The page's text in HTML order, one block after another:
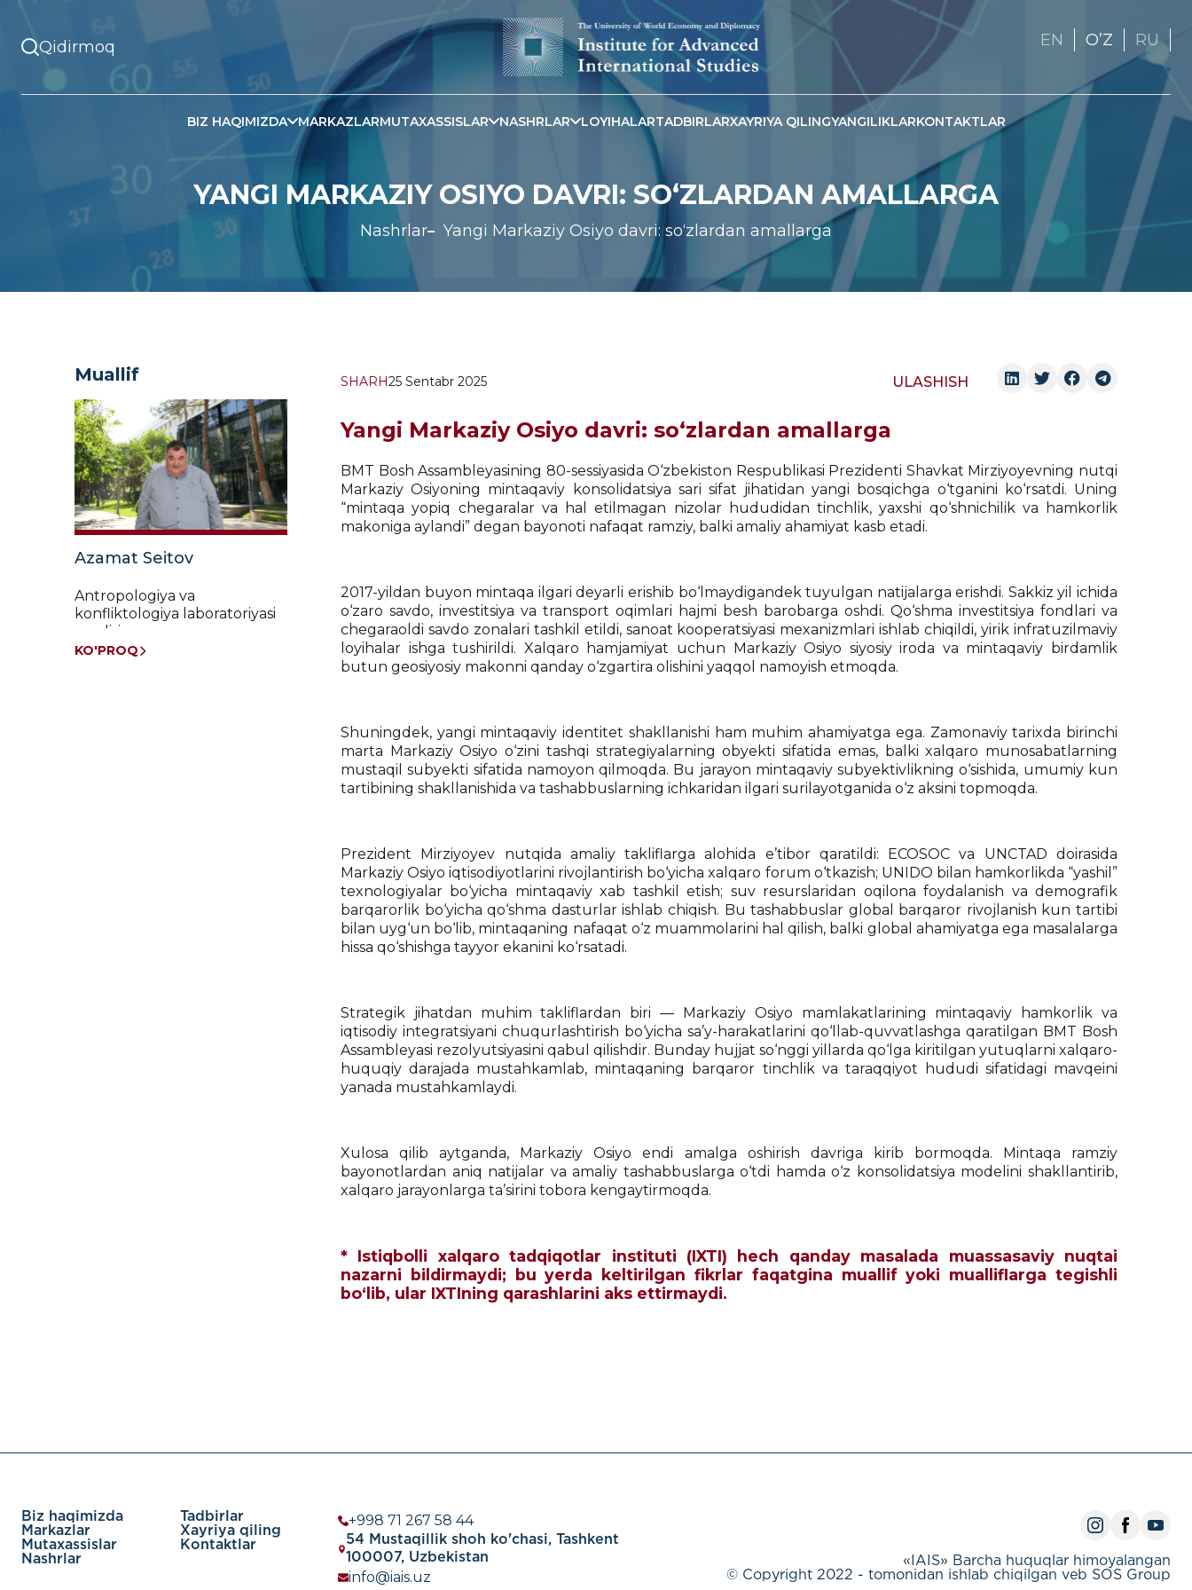
EN OʼZ RU
BIZ HAQIMIZDA MARKAZLARMUTAXASSISLAR NASHRLAR LOYIHALARTADBIRLARXAYRIYA QILINGYANGILIKLARKONTAKTLAR
YANGI MARKAZIY OSIYO DAVRI: SO‘ZLARDAN AMALLARGA
Nashrlar Yangi Markaziy Osiyo davri: so‘zlardan amallarga
Muallif
Azamat Seitov
Antropologiya va
konfliktologiya laboratoriyasi
mudiri
KO'PROQ
SHARH25 Sentabr 2025 ULASHISH
Yangi Markaziy Osiyo davri: so‘zlardan amallarga
BMT Bosh Assambleyasining 80-sessiyasida O‘zbekiston Respublikasi Prezidenti Shavkat Mirziyoyevning nutqi
Markaziy Osiyoning mintaqaviy konsolidatsiya sari sifat jihatidan yangi bosqichga o‘tganini ko‘rsatdi. Uning
“mintaqa yopiq chegaralar va hal etilmagan nizolar hududidan tinchlik, yaxshi qo‘shnichilik va hamkorlik
makoniga aylandi” degan bayonoti nafaqat ramziy, balki amaliy ahamiyat kasb etadi.
2017-yildan buyon mintaqa ilgari deyarli erishib bo‘lmaydigandek tuyulgan natijalarga erishdi. Sakkiz yil ichida
o‘zaro savdo, investitsiya va transport oqimlari hajmi besh barobarga oshdi. Qo‘shma investitsiya fondlari va
chegaraoldi savdo zonalari tashkil etildi, sanoat kooperatsiyasi mexanizmlari ishlab chiqildi, yirik infratuzilmaviy
loyihalar ishga tushirildi. Xalqaro hamjamiyat uchun Markaziy Osiyo siyosiy iroda va mintaqaviy birdamlik
butun geosiyosiy makonni qanday o‘zgartira olishini yaqqol namoyish etmoqda.
Shuningdek, yangi mintaqaviy identitet shakllanishi ham muhim ahamiyatga ega. Zamonaviy tarixda birinchi
marta Markaziy Osiyo o‘zini tashqi strategiyalarning obyekti sifatida emas, balki xalqaro munosabatlarning
mustaqil subyekti sifatida namoyon qilmoqda. Bu jarayon mintaqaviy subyektivlikning o‘sishida, umumiy kun
tartibining shakllanishida va tashabbuslarning ichkaridan ilgari surilayotganida o‘z aksini topmoqda.
Prezident Mirziyoyev nutqida amaliy takliflarga alohida e’tibor qaratildi: ECOSOC va UNCTAD doirasida
Markaziy Osiyo iqtisodiyotlarini rivojlantirish bo‘yicha xalqaro forum o‘tkazish; UNIDO bilan hamkorlikda “yashil”
texnologiyalar bo‘yicha mintaqaviy xab tashkil etish; suv resurslaridan oqilona foydalanish va demografik
barqarorlik bo‘yicha qo‘shma dasturlar ishlab chiqish. Bu tashabbuslar global barqaror rivojlanish kun tartibi
bilan uyg‘un bo‘lib, mintaqaning nafaqat o‘z muammolarini hal qilish, balki global ahamiyatga ega masalalarga
hissa qo‘shishga tayyor ekanini ko‘rsatadi.
Strategik jihatdan muhim takliflardan biri — Markaziy Osiyo mamlakatlarining mintaqaviy hamkorlik va
iqtisodiy integratsiyani chuqurlashtirish bo‘yicha sa’y-harakatlarini qo‘llab-quvvatlashga qaratilgan BMT Bosh
Assambleyasi rezolyutsiyasini qabul qilishdir. Bunday hujjat so‘nggi yillarda qo‘lga kiritilgan yutuqlarni xalqaro-
huquqiy darajada mustahkamlab, mintaqaning barqaror tinchlik va taraqqiyot hududi sifatidagi mavqeini
yanada mustahkamlaydi.
Xulosa qilib aytganda, Markaziy Osiyo endi amalga oshirish davriga kirib bormoqda. Mintaqa ramziy
bayonotlardan aniq natijalar va amaliy tashabbuslarga o‘tdi hamda o‘z konsolidatsiya modelini shakllantirib,
xalqaro jarayonlarga ta’sirini tobora kengaytirmoqda.
* Istiqbolli xalqaro tadqiqotlar instituti (IXTI) hech qanday masalada muassasaviy nuqtai
nazarni bildirmaydi; bu yerda keltirilgan fikrlar faqatgina muallif yoki mualliflarga tegishli
bo‘lib, ular IXTIning qarashlarini aks ettirmaydi.
Biz haqimizda
Markazlar
Mutaxassislar
Nashrlar
Tadbirlar
Xayriya qiling
Kontaktlar
+998 71 267 58 44
54 Mustaqillik shoh ko'chasi, Tashkent
100007, Uzbekistan
info@iais.uz
«IAIS» Barcha huquqlar himoyalangan
© Copyright 2022 - tomonidan ishlab chiqilgan veb SOS Group